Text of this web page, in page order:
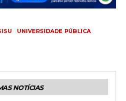
UNIVERSIDADE PÚBLICA
NOTÍCIAS